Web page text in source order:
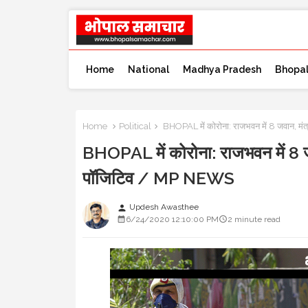
Home National Madhya Pradesh Bhopal
Home Political BHOPAL में कोरोना: राजभवन में 8 जवान,
BHOPAL में कोरोना: राजभवन में
पॉजिटिव / MP NEWS
person Updesh Awasthee
6/24/2020 12:10:00 PM
2 minute read